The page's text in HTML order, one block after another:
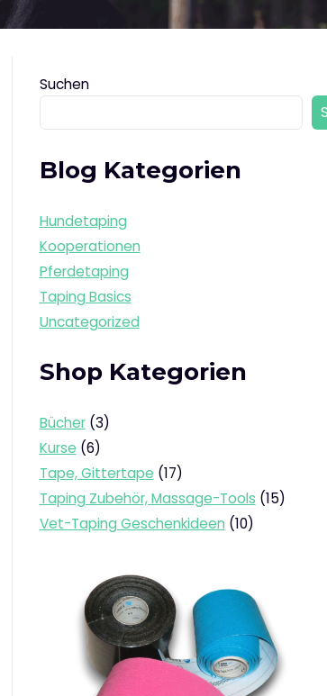
Suchen
Blog Kategorien
Hundetaping
Kooperationen
Pferdetaping
Taping Basics
Uncategorized
Shop Kategorien
Bücher 33
Kurse 66
Produkte
Tape, Gittertape 1717
Produkte
Taping Zubehör, Massage-Tools 1515
Vet-Taping Geschenkideen 1010